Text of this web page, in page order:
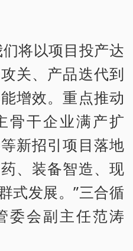
将以项目投产达
关、产品迭代到
增效。重点推动
骨干企业满产扩
新招引项目落地
、装备智造、现
式发展。”三合循
委会副主任范涛